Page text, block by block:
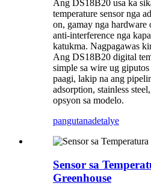
Ang DS18B20 usa ka
temperature sensor nga
on, gamay nga hardware
anti-interference nga
katukma. Nagpagawas
Ang DS18B20 digital
simple sa wire ug
paagi, lakip na ang
adsorption, stainless
opsyon sa modelo.
pangutanadetalye
Sensor sa
Greenhouse